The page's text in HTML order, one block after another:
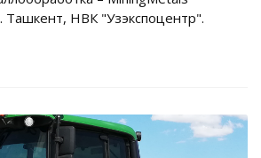
Ташкент, НВК "Узэкспоцентр".